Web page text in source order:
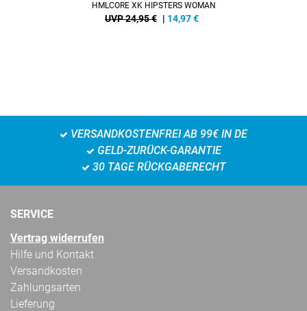
HMLCORE XK HIPSTERS WOMAN
UVP 24,95 € | 14,97€
VERSANDKOSTENFREI AB 99€ IN DE
GELD-ZURÜCK-GARANTIE
30 TAGE RÜCKGABERECHT
SERVICE
Vertrag widerrufen
Hilfe und Kontakt
Versandkosten
Zahlungsarten
Lieferung